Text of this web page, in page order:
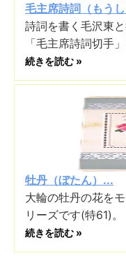
毛主席詩詞（もう
詩詞を書く毛沢東
「毛主席詩詞切手
続きを読む »
牡丹（ぼたん）...
大輪の牡丹の花を
リーズです(特61)。
続きを読む »